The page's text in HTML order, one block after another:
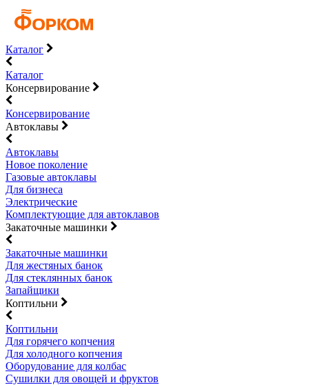
Каталог
Каталог
Консервирование
Консервирование
Автоклавы
Автоклавы
Новое поколение
Газовые автоклавы
Для бизнеса
Электрические
Комплектующие для автоклавов
Закаточные машинки
Закаточные машинки
Для жестяных банок
Для стеклянных банок
Запайщики
Коптильни
Коптильни
Для горячего копчения
Для холодного копчения
Оборудование для колбас
Сушилки для овощей и фруктов